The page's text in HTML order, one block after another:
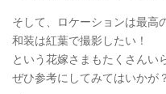
そして、ロケーションは最高
和装は紅葉で撮影したい！
という花嫁さまもたくさんい
ぜひ参考にしてみてはいかが